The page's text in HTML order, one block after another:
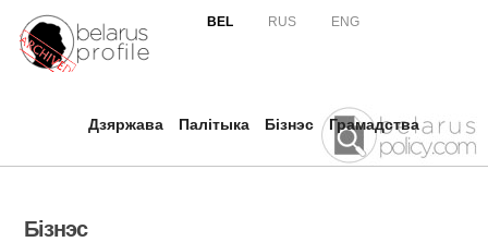
BEL RUS ENG
Дзяржава Палітыка Бізнэс Грамадства
Бізнэс